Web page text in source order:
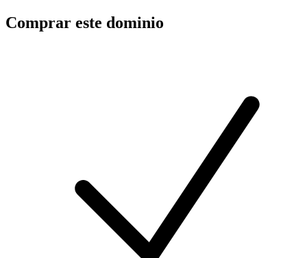
Comprar este dominio